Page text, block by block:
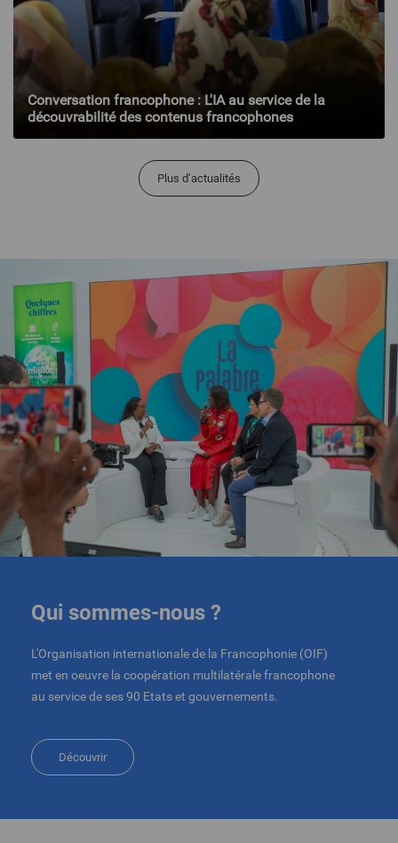
Conversation francophone : L'IA au service de la
découvrabilité des contenus francophones
Plus d’actualités
Qui sommes-nous ?
L'Organisation internationale de la Francophonie (OIF)
met en oeuvre la coopération multilatérale francophone
au service de ses 90 Etats et gouvernements.
Découvrir